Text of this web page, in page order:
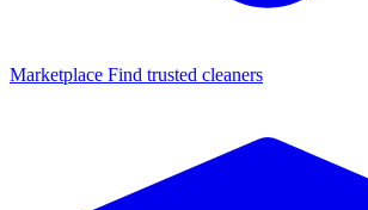
Marketplace Find trusted cleaners